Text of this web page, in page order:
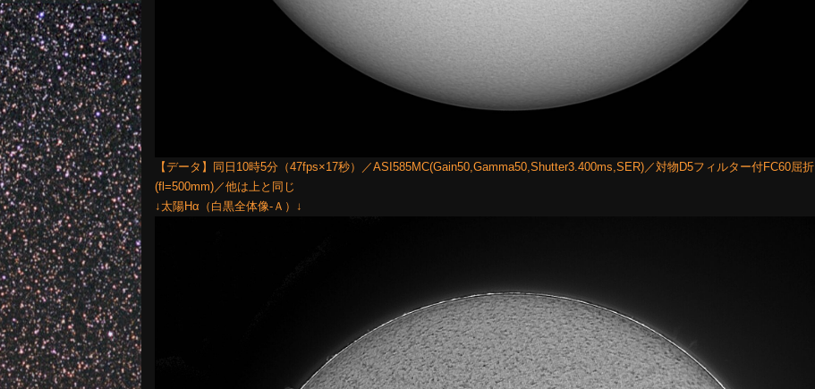
【データ】同日10時5分（47fps×17秒）／ASI585MC(Gain50,Gamma50,Shutter3.400ms,SER)／対物D5フィルター付FC60屈折
(fl=500mm)／他は上と同じ
↓太陽Hα（白黒全体像-Ａ）↓